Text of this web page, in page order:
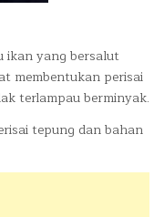
ikan yang bersalut
membentukan perisai
terlampau berminyak.
tepung dan bahan